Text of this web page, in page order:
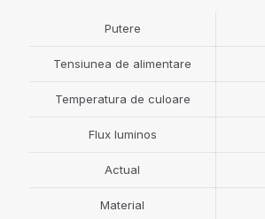
Putere
Tensiunea de alimentare
Temperatura de culoare
Flux luminos
Actual
Material